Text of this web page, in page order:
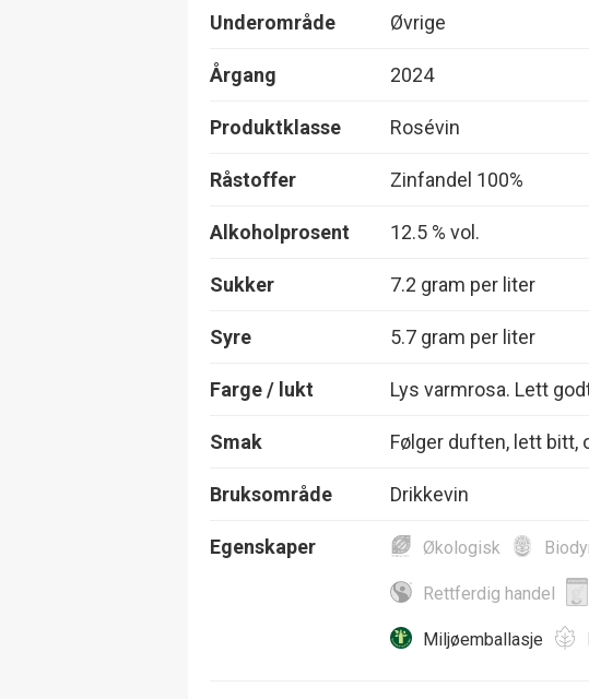
Underområde Øvrige
Årgang 2024
Produktklasse Rosévin
Råstoffer Zinfandel 100%
Alkoholprosent 12.5 % vol.
Sukker 7.2 gram per liter
Syre 5.7 gram per liter
Farge / lukt Lys varmrosa. Lett
Smak Følger duften, lett bitt,
Bruksområde Drikkevin
Egenskaper Økologisk
Rettferdig handel
Miljøemballasje